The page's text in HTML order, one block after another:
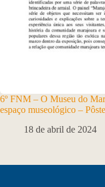
6º FNM – O Museu do
espaço museológico –
18 de abril de 2024